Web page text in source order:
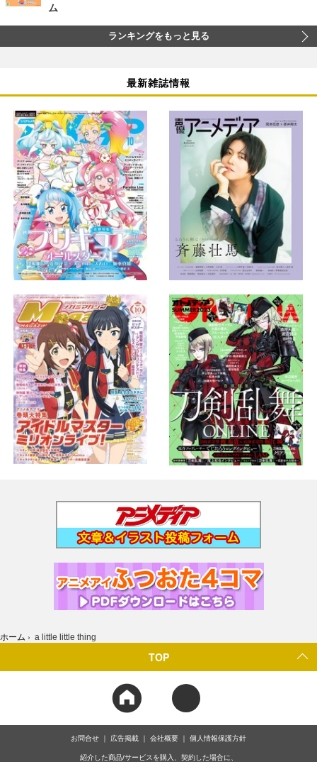
ム
ランキングをもっと見る
最新雑誌情報
ホーム › a little little thing
TOP
お問合せ 広告掲載 会社概要 個人情報保護方針
紹介した商品/サービスを購入、契約した場合に、